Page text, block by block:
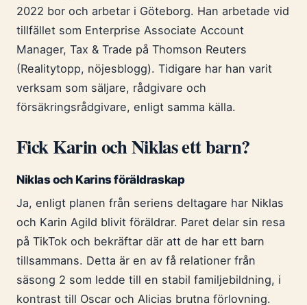
2022 bor och arbetar i Göteborg. Han arbetade vid
tillfället som Enterprise Associate Account
Manager, Tax & Trade på Thomson Reuters
(Realitytopp, nöjesblogg). Tidigare har han varit
verksam som säljare, rådgivare och
försäkringsrådgivare, enligt samma källa.
Fick Karin och Niklas ett barn?
Niklas och Karins föräldraskap
Ja, enligt planen från seriens deltagare har Niklas
och Karin Agild blivit föräldrar. Paret delar sin resa
på TikTok och bekräftar där att de har ett barn
tillsammans. Detta är en av få relationer från
säsong 2 som ledde till en stabil familjebildning, i
kontrast till Oscar och Alicias brutna förlovning.